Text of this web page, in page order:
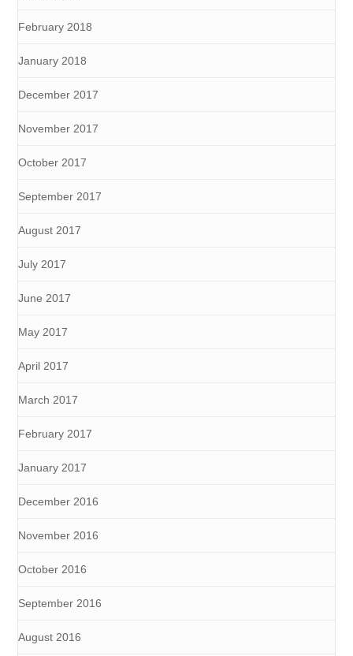
February 2018
January 2018
December 2017
November 2017
October 2017
September 2017
August 2017
July 2017
June 2017
May 2017
April 2017
March 2017
February 2017
January 2017
December 2016
November 2016
October 2016
September 2016
August 2016